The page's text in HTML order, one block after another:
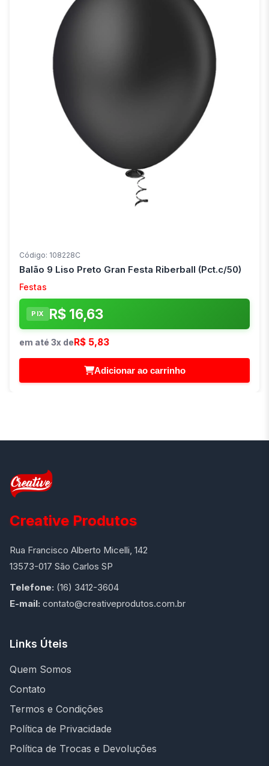
Código: 108228C
Balão 9 Liso Preto Gran Festa Riberball (Pct.c/50)
Festas
PIX R$ 16,63
em até 3x deR$ 5,83
Adicionar ao carrinho
Creative Produtos
Rua Francisco Alberto Micelli, 142
13573-017 São Carlos SP
Telefone: (16) 3412-3604
E-mail: contato@creativeprodutos.com.br
Links Úteis
Quem Somos
Contato
Termos e Condições
Política de Privacidade
Política de Trocas e Devoluções